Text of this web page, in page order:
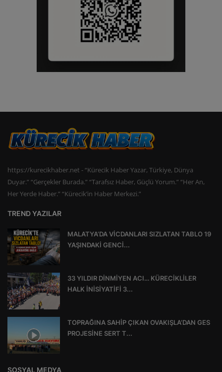
https://kurecikhaber.net - “Kürecik Haber Yazar, Türkiye, Dünya
Duyar.” “Gerçekler Burada.” “Tarafsız Haber, Güçlü Yorum.” “Her An,
Her Yerde Haber.” “Kürecik’in Haber Merkezi.”
TREND YAZILAR
MALATYA’DA VİCDANLARI SIZLATAN TABLO 19
YAŞINDAKİ GENCİ...
33 YILDIR DİNMİYEN ACI… KÜRECİKLİLER
HALK İNİSİYATİFİ 3...
TOPRAĞINA SAHİP ÇIKAN OVAKIŞLA’DAN GES
PROJESİNE SERT T...
SOSYAL MEDYA